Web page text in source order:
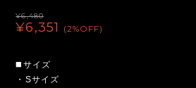
¥6,480
¥6,351 (2%OFF)
◼️サイズ
・Sサイズ